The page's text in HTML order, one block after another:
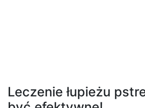
Leczenie łupieżu